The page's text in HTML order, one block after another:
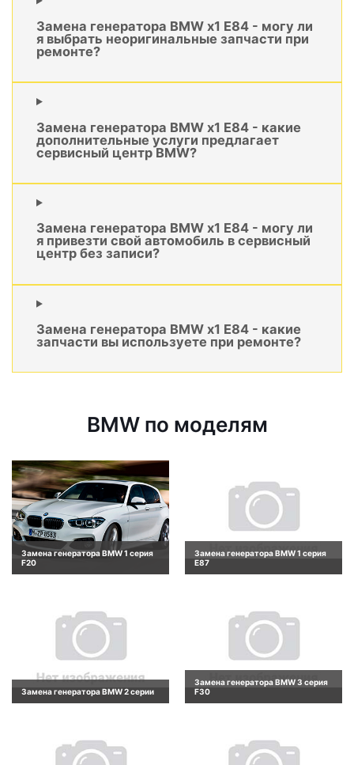
Замена генератора BMW x1 E84 - могу ли
я выбрать неоригинальные запчасти при
ремонте?
Замена генератора BMW x1 E84 - какие
дополнительные услуги предлагает
сервисный центр BMW?
Замена генератора BMW x1 E84 - могу ли
я привезти свой автомобиль в сервисный
центр без записи?
Замена генератора BMW x1 E84 - какие
запчасти вы используете при ремонте?
BMW по моделям
Замена генератора BMW 1 серия
F20
Замена генератора BMW 1 серия
E87
Замена генератора BMW 2 серии
Замена генератора BMW 3 серия
F30